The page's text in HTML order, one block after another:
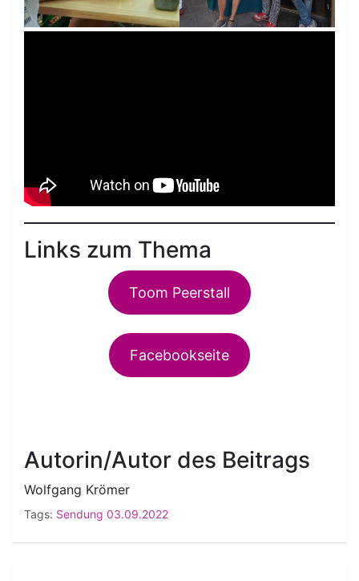
Links zum Thema
Toom Peerstall
Facebookseite
Autorin/Autor des Beitrags
Wolfgang Krömer
Tags: Sendung 03.09.2022